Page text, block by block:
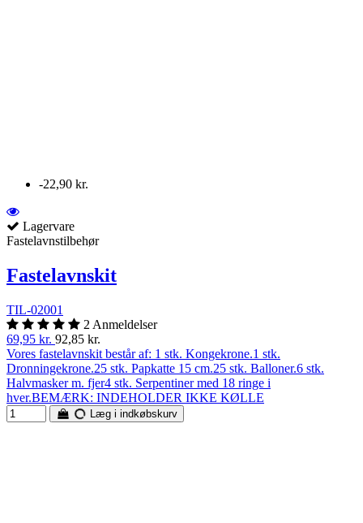
-22,90 kr.
Lagervare
Fastelavnstilbehør
Fastelavnskit
TIL-02001
2 Anmeldelser
69,95 kr. 92,85 kr.
Vores fastelavnskit består af: 1 stk. Kongekrone.1 stk.
Dronningekrone.25 stk. Papkatte 15 cm.25 stk. Balloner.6 stk.
Halvmasker m. fjer4 stk. Serpentiner med 18 ringe i
hver.BEMÆRK: INDEHOLDER IKKE KØLLE
Læg i indkøbskurv